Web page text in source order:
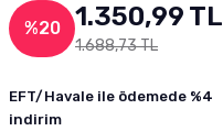
%20 1.350,99 TL
1.688,73 TL
EFT/Havale ile ödemede %4
indirim